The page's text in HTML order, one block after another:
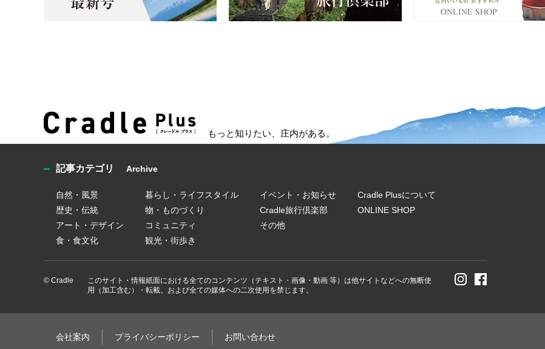
もっと知りたい、庄内がある。
記事カテゴリ Archive
自然・風景
歴史・伝統
アート・デザイン
食・食文化
暮らし・ライフスタイル
物・ものづくり
コミュニティ
観光・街歩き
イベント・お知らせ
Cradle旅行倶楽部
その他
Cradle Plusについて
ONLINE SHOP
© Cradle
このサイト・情報紙面における全てのコンテンツ（テキスト・画像・動画 等）は他サイトなどへの無断使
用（加工含む）・転載、および全ての媒体への二次使用を禁じます。
会社案内 プライバシーポリシー お問い合わせ